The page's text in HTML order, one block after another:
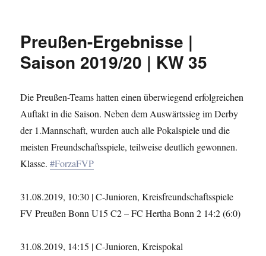
Preußen-Ergebnisse |
Saison 2019/20 | KW 35
Die Preußen-Teams hatten einen überwiegend erfolgreichen
Auftakt in die Saison. Neben dem Auswärtssieg im Derby
der 1.Mannschaft, wurden auch alle Pokalspiele und die
meisten Freundschaftsspiele, teilweise deutlich gewonnen.
Klasse.#ForzaFVP
31.08.2019, 10:30 | C-Junioren, Kreisfreundschaftsspiele
FV Preußen Bonn U15 C2 – FC Hertha Bonn 2 14:2 (6:0)
31.08.2019, 14:15 | C-Junioren, Kreispokal